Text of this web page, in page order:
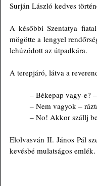
Surján László kedves
A későbbi Szentatya
mögötte a lengyel
lehúzódott az útpadkára.
A terepjáró, látva a
‒ Békepap vagy-e?
‒ Nem vagyok ‒
‒ No! Akkor szállj
Elolvasván II. János Pál
kevésbé mulatságos emlék.